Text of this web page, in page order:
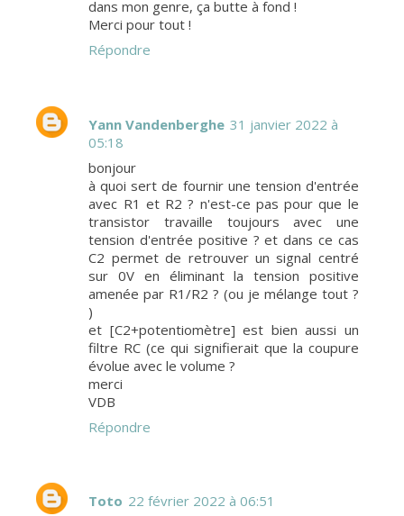
dans mon genre, ça butte à fond !
Merci pour tout !
Répondre
Yann Vandenberghe 31 janvier 2022 à
05:18
bonjour
à quoi sert de fournir une tension d'entrée
avec R1 et R2 ? n'est-ce pas pour que le
transistor travaille toujours avec une
tension d'entrée positive ? et dans ce cas
C2 permet de retrouver un signal centré
sur 0V en éliminant la tension positive
amenée par R1/R2 ? (ou je mélange tout ?
)
et [C2+potentiomètre] est bien aussi un
filtre RC (ce qui signifierait que la coupure
évolue avec le volume ?
merci
VDB
Répondre
Toto 22 février 2022 à 06:51